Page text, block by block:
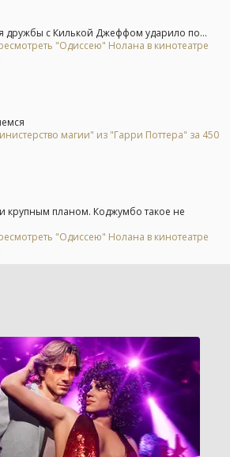
дружбы с Килькой Джеффом ударило по...
"Одиссею" Нолана в кинотеатре
магии" из "Гарри Поттера" за 450
крупным планом. Коджумбо такое не
"Одиссею" Нолана в кинотеатре